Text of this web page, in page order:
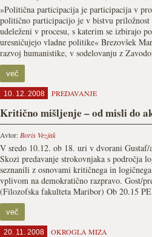
»Politična participacija je participacija v
politično participacijo je v bistvu priložnost
udeleženi v procesu, s katerim se izbirajo
uresničujejo vladne politike« Brezovšek
razvoj humanistike, v sodelovanju z
več
10. 12. 2008 PREDAVANJE
Kritično mišljenje – od misli do
Avtor: Boris Vezjak
V sredo 10.12. ob 18. uri v dvorani
Skozi predavanje strokovnjaka s področja
seznanili z osnovami kritičnega in
vplivom na demokratično razpravo. Gost/
(Filozofska fakulteta Maribor) Ob 20.15
več
20. 11. 2008 OKROGLA MIZA